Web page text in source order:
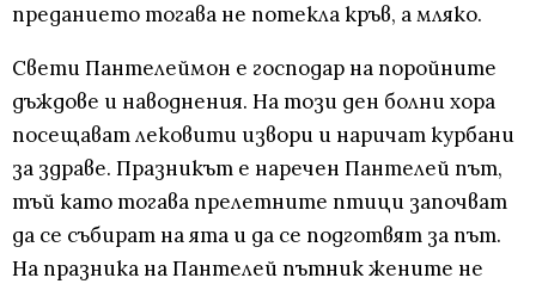
преданието тогава не потекла кръв, а мляко.
Свети Пантелеймон е господар на поройните
дъждове и наводнения. На този ден болни хора
посещават лековити извори и наричат курбани
за здраве. Празникът е наречен Пантелей път,
тъй като тогава прелетните птици започват
да се събират на ята и да се подготвят за път.
На празника на Пантелей пътник жените не